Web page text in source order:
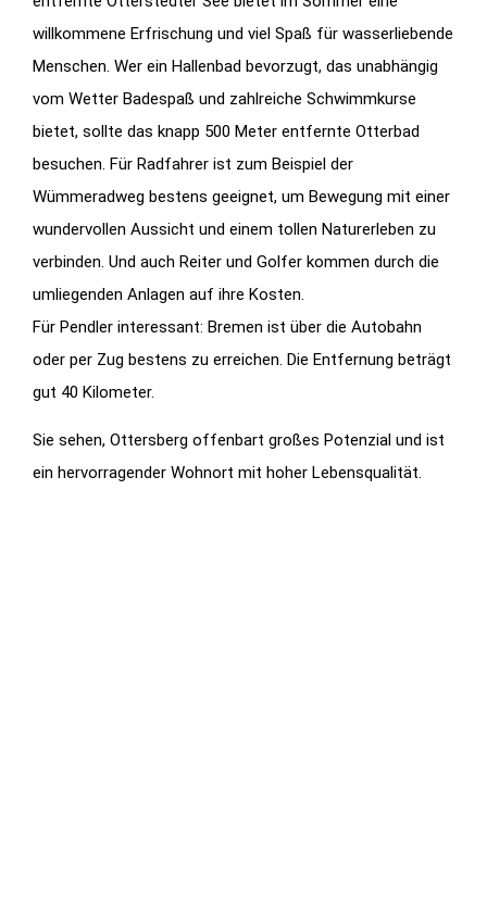
willkommene Erfrischung und viel Spaß für wasserliebende
Menschen. Wer ein Hallenbad bevorzugt, das unabhängig
vom Wetter Badespaß und zahlreiche Schwimmkurse
bietet, sollte das knapp 500 Meter entfernte Otterbad
besuchen. Für Radfahrer ist zum Beispiel der
Wümmeradweg bestens geeignet, um Bewegung mit einer
wundervollen Aussicht und einem tollen Naturerleben zu
verbinden. Und auch Reiter und Golfer kommen durch die
umliegenden Anlagen auf ihre Kosten.
Für Pendler interessant: Bremen ist über die Autobahn
oder per Zug bestens zu erreichen. Die Entfernung beträgt
gut 40 Kilometer.
Sie sehen, Ottersberg offenbart großes Potenzial und ist
ein hervorragender Wohnort mit hoher Lebensqualität.